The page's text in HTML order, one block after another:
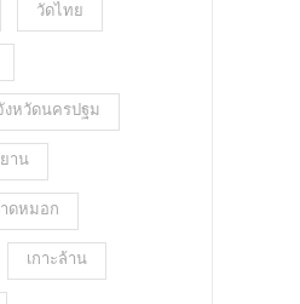
วัดไทย
งหวัดนครปฐม
าน
ดหมอก
เกาะล้าน